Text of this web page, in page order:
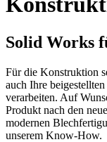
Solid Works
Für die Konstruktion
auch Ihre
verarbeiten. Auf
Produkt nach den
modernen
unserem Know-How.